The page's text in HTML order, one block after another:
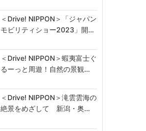
＜Drive! NIPPON＞「ジャパン
モビリティショー2023」開…
＜Drive! NIPPON＞蝦夷富士ぐ
るーっと周遊！自然の景観…
＜Drive! NIPPON＞滝雲雲海の
絶景をめざして 新潟・奥…